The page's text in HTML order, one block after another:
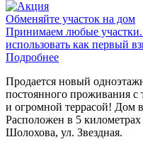
Обменяйте участок на дом
Принимаем любые
использовать как первый
Подробнее
Продается новый
постоянного проживания с
и огромной террасой! Дом в
Расположен в 5 километрах
Шолохова, ул. Звездная.